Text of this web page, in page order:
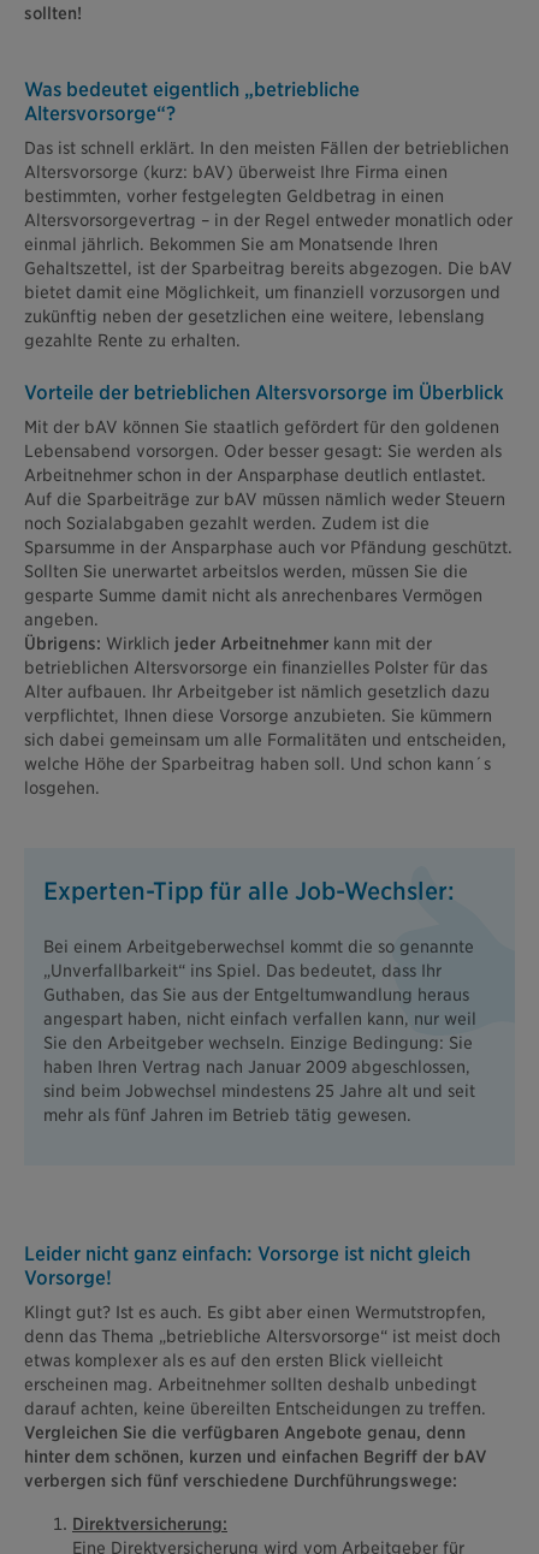
sollten!
Was bedeutet eigentlich „betriebliche
Altersvorsorge“?
Das ist schnell erklärt. In den meisten Fällen der betrieblichen
Altersvorsorge (kurz: bAV) überweist Ihre Firma einen
bestimmten, vorher festgelegten Geldbetrag in einen
Altersvorsorgevertrag – in der Regel entweder monatlich oder
einmal jährlich. Bekommen Sie am Monatsende Ihren
Gehaltszettel, ist der Sparbeitrag bereits abgezogen. Die bAV
bietet damit eine Möglichkeit, um finanziell vorzusorgen und
zukünftig neben der gesetzlichen eine weitere, lebenslang
gezahlte Rente zu erhalten.
Vorteile der betrieblichen Altersvorsorge im Überblick
Mit der bAV können Sie staatlich gefördert für den goldenen
Lebensabend vorsorgen. Oder besser gesagt: Sie werden als
Arbeitnehmer schon in der Ansparphase deutlich entlastet.
Auf die Sparbeiträge zur bAV müssen nämlich weder Steuern
noch Sozialabgaben gezahlt werden. Zudem ist die
Sparsumme in der Ansparphase auch vor Pfändung geschützt.
Sollten Sie unerwartet arbeitslos werden, müssen Sie die
gesparte Summe damit nicht als anrechenbares Vermögen
angeben.
Übrigens: Wirklich jeder Arbeitnehmer kann mit der
betrieblichen Altersvorsorge ein finanzielles Polster für das
Alter aufbauen. Ihr Arbeitgeber ist nämlich gesetzlich dazu
verpflichtet, Ihnen diese Vorsorge anzubieten. Sie kümmern
sich dabei gemeinsam um alle Formalitäten und entscheiden,
welche Höhe der Sparbeitrag haben soll. Und schon kann´s
losgehen.
Experten-Tipp für alle Job-Wechsler:
Bei einem Arbeitgeberwechsel kommt die so genannte
„Unverfallbarkeit“ ins Spiel. Das bedeutet, dass Ihr
Guthaben, das Sie aus der Entgeltumwandlung heraus
angespart haben, nicht einfach verfallen kann, nur weil
Sie den Arbeitgeber wechseln. Einzige Bedingung: Sie
haben Ihren Vertrag nach Januar 2009 abgeschlossen,
sind beim Jobwechsel mindestens 25 Jahre alt und seit
mehr als fünf Jahren im Betrieb tätig gewesen.
Leider nicht ganz einfach: Vorsorge ist nicht gleich
Vorsorge!
Klingt gut? Ist es auch. Es gibt aber einen Wermutstropfen,
denn das Thema „betriebliche Altersvorsorge“ ist meist doch
etwas komplexer als es auf den ersten Blick vielleicht
erscheinen mag. Arbeitnehmer sollten deshalb unbedingt
darauf achten, keine übereilten Entscheidungen zu treffen.
Vergleichen Sie die verfügbaren Angebote genau, denn
hinter dem schönen, kurzen und einfachen Begriff der bAV
verbergen sich fünf verschiedene Durchführungswege:
Direktversicherung:
Eine Direktversicherung wird vom Arbeitgeber für